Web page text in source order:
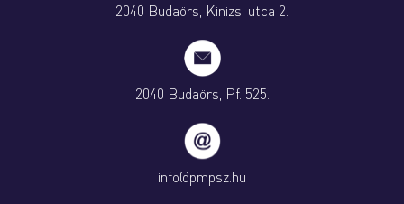
2040 Budaörs, Kinizsi utca 2.
2040 Budaörs, Pf. 525.
info@pmpsz.hu